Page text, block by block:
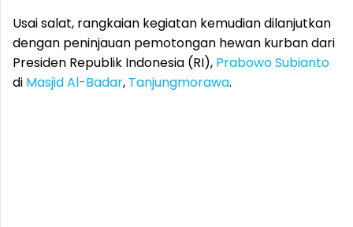
Usai salat, rangkaian kegiatan kemudian dilanjutkan
dengan peninjauan pemotongan hewan kurban dari
Presiden Republik Indonesia (RI), Prabowo Subianto
di Masjid Al-Badar, Tanjungmorawa.